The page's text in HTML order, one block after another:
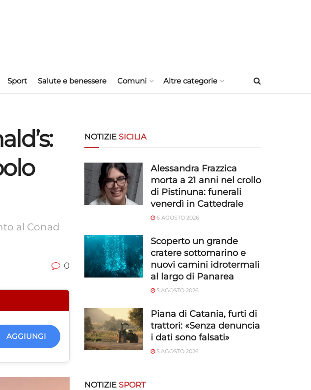
Sport Salute e benessere Comuni Altre categorie
al Conad
0
AGGIUNGI
NOTIZIE SICILIA
Alessandra Frazzica
morta a 21 anni nel crollo
di Pistinuna: funerali
venerdì in Cattedrale
6 AGOSTO 2026
Scoperto un grande
cratere sottomarino e
nuovi camini idrotermali
al largo di Panarea
5 AGOSTO 2026
Piana di Catania, furti di
trattori: «Senza denuncia
i dati sono falsati»
5 AGOSTO 2026
NOTIZIE SPORT